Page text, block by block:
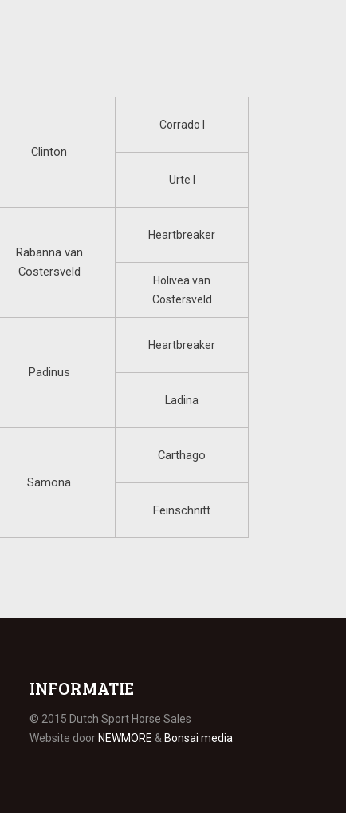
Clinton
Corrado I
Urte I
Rabanna van
Costersveld
Heartbreaker
Holivea van
Costersveld
Padinus
Heartbreaker
Ladina
Samona
Carthago
Feinschnitt
INFORMATIE
© 2015 Dutch Sport Horse Sales
Website door NEWMORE & Bonsai media